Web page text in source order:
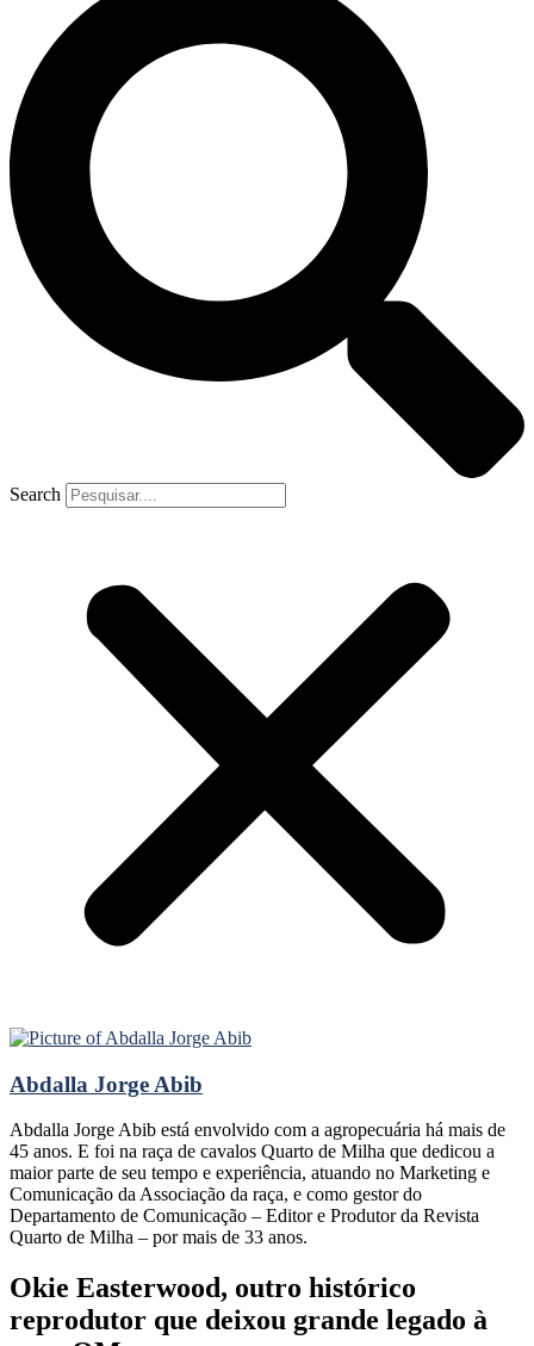
Search
Abdalla Jorge Abib
Abdalla Jorge Abib está envolvido com a agropecuária há mais de
45 anos. E foi na raça de cavalos Quarto de Milha que dedicou a
maior parte de seu tempo e experiência, atuando no Marketing e
Comunicação da Associação da raça, e como gestor do
Departamento de Comunicação – Editor e Produtor da Revista
Quarto de Milha – por mais de 33 anos.
Okie Easterwood, outro histórico
reprodutor que deixou grande legado à